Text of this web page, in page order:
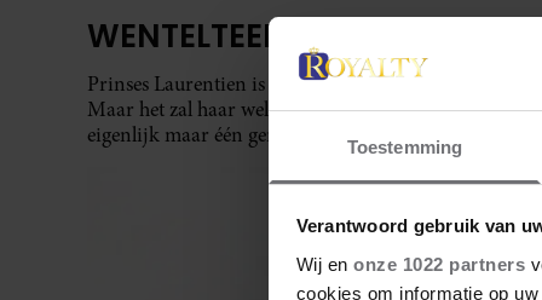
Toestemming
Verantwoord gebruik van
Wij en onze 1022 partners
cookies om informatie op
WENTELTEEFJES
Prinses Laurentien is een vrouw met ene drukke
Maar het zal haar wel verbaasd hebben dat haar
eigenlijk maar één gerecht kon maken: oud-